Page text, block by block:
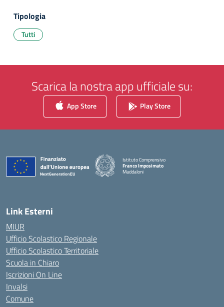
Tipologia
Tutti
Scarica la nostra app ufficiale su:
App Store Play Store
Istituto Comprensivo
Franco Imposimato
Maddaloni
Link Esterni
MIUR
Ufficio Scolastico Regionale
Ufficio Scolastico Territoriale
Scuola in Chiaro
Iscrizioni On Line
Invalsi
Comune